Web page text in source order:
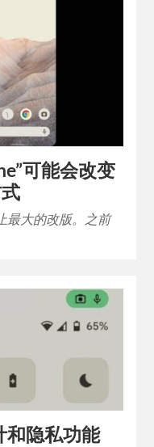
可能会改变
最大的改版。之前
和隐私功能